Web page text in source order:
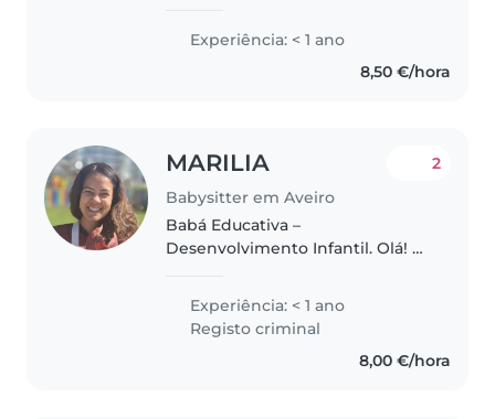
formação em Gestão e
certificação em primeiros
socorros, garantindo um cuidado
Experiência: < 1 ano
8,50 €/hora
MARILIA
Babysitter em Aveiro
2
Babá Educativa –
Desenvolvimento Infantil. Olá! 😊
Tenho experiência profissional
com crianças no Brasil na área do
desenvolvimento infantil e da..
Experiência: < 1 ano
Registo criminal
8,00 €/hora